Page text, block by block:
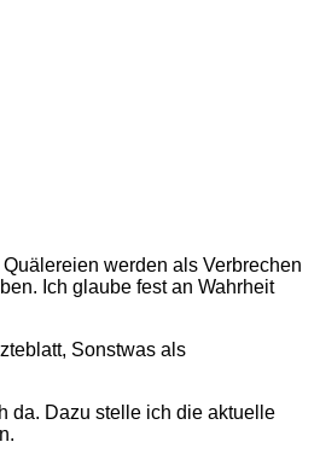
werden als Verbrechen
Ich glaube fest an Wahrheit
Sonstwas als
da. Dazu stelle ich die aktuelle